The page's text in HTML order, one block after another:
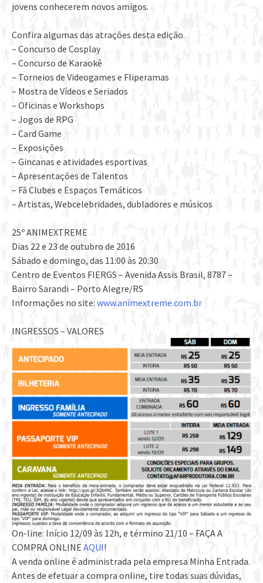
jovens conhecerem novos amigos.
Confira algumas das atrações desta edição.
– Concurso de Cosplay
– Concurso de Karaokê
– Torneios de Videogames e Fliperamas
– Mostra de Vídeos e Seriados
– Oficinas e Workshops
– Jogos de RPG
– Card Game
– Exposições
– Gincanas e atividades esportivas
– Apresentações de Talentos
– Fã Clubes e Espaços Temáticos
– Artistas, Webcelebridades, dubladores e músicos
25º ANIMEXTREME
Dias 22 e 23 de outubro de 2016
Sábado e domingo, das 11:00 às 20:30
Centro de Eventos FIERGS – Avenida Assis Brasil, 8787 –
Bairro Sarandi – Porto Alegre/RS
Informações no site: www.animextreme.com.br
INGRESSOS – VALORES
On-line: Início 12/09 às 12h, e término 21/10 – FAÇA A
COMPRA ONLINE AQUI!
A venda online é administrada pela empresa Minha Entrada.
Antes de efetuar a compra online, tire todas suas dúvidas,